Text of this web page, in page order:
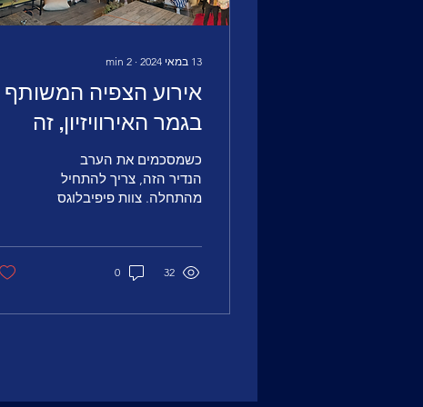
13 במאי 2024 ∙
2
min
אירוע הצפיה המשותף
בגמר האירוויזיון, זה
היה חלום?
כשמסכמים את הערב
הנדיר הזה, צריך להתחיל
מהתחלה. צוות פיפיבלוגס
בצפיה...
32
0